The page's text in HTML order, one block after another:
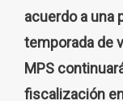
acuerdo a una
temporada de
MPS
fiscalización